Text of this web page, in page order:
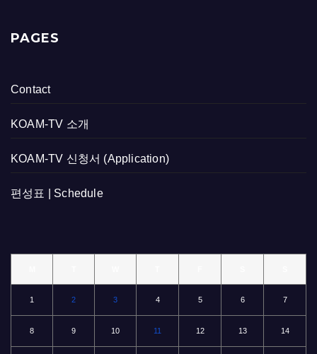
PAGES
Contact
KOAM-TV 소개
KOAM-TV 신청서 (Application)
편성표 | Schedule
1 2 3 4 5 6 7
8 9 10 11 12 13 14